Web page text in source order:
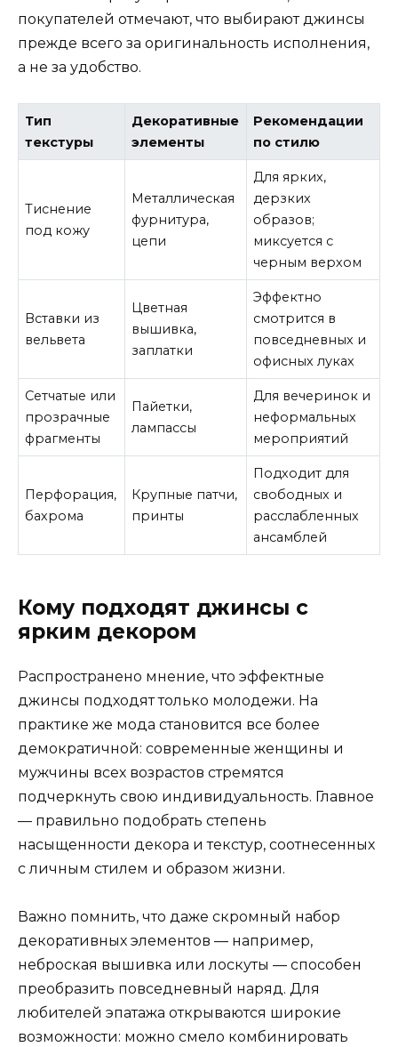
покупателей отмечают, что выбирают джинсы
прежде всего за оригинальность исполнения,
а не за удобство.
Тип
текстуры
Декоративные
элементы
Рекомендации
по стилю
Тиснение
под кожу
Металлическая
фурнитура,
цепи
Для ярких,
дерзких
образов;
миксуется с
черным верхом
Вставки из
вельвета
Цветная
вышивка,
заплатки
Эффектно
смотрится в
повседневных и
офисных луках
Сетчатые или
прозрачные
фрагменты
Пайетки,
лампассы
Для вечеринок и
неформальных
мероприятий
Перфорация,
бахрома
Крупные патчи,
принты
Подходит для
свободных и
расслабленных
ансамблей
Кому подходят джинсы с
ярким декором
Распространено мнение, что эффектные
джинсы подходят только молодежи. На
практике же мода становится все более
демократичной: современные женщины и
мужчины всех возрастов стремятся
подчеркнуть свою индивидуальность. Главное
— правильно подобрать степень
насыщенности декора и текстур, соотнесенных
с личным стилем и образом жизни.
Важно помнить, что даже скромный набор
декоративных элементов — например,
неброская вышивка или лоскуты — способен
преобразить повседневный наряд. Для
любителей эпатажа открываются широкие
возможности: можно смело комбинировать